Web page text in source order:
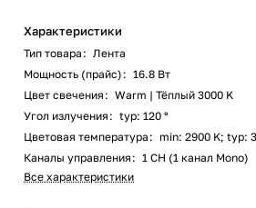
Характеристики
Тип товара : Лента
Мощность (прайс) : 16.8 Вт
Цвет свечения : Warm | Тёплый 3000 K
Угол излучения : typ: 120 °
Цветовая температура : min: 2900 K; typ:
Каналы управления : 1 CH (1 канал Mono)
Все характеристики